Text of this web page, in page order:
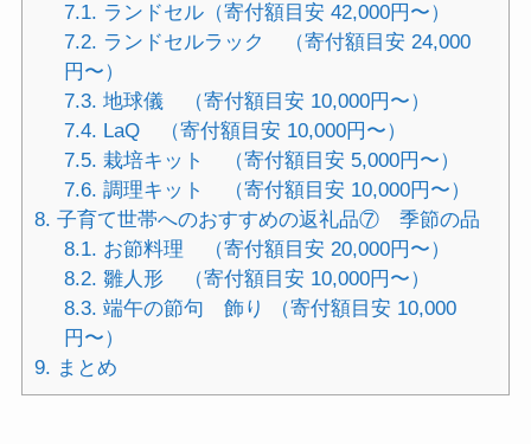
7.1. ランドセル（寄付額目安 42,000円〜）
7.2. ランドセルラック （寄付額目安 24,000
円〜）
7.3. 地球儀 （寄付額目安 10,000円〜）
7.4. LaQ （寄付額目安 10,000円〜）
7.5. 栽培キット （寄付額目安 5,000円〜）
7.6. 調理キット （寄付額目安 10,000円〜）
8. 子育て世帯へのおすすめの返礼品⑦ 季節の品
8.1. お節料理 （寄付額目安 20,000円〜）
8.2. 雛人形 （寄付額目安 10,000円〜）
8.3. 端午の節句 飾り （寄付額目安 10,000
円〜）
9. まとめ